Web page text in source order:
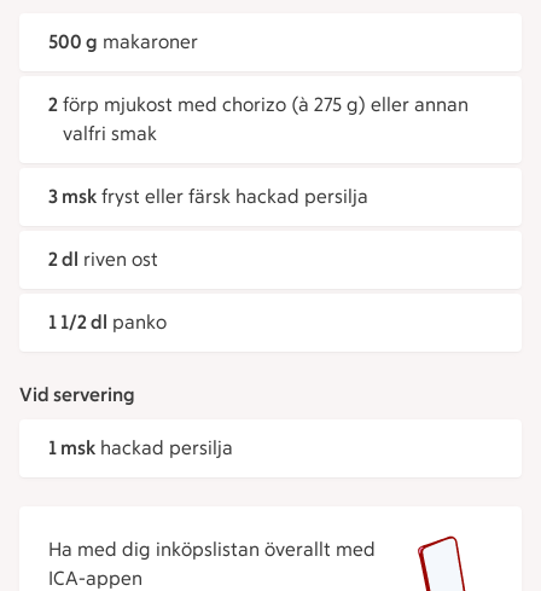
500 g makaroner
2 förp mjukost med chorizo (à 275 g) eller annan
valfri smak
3 msk fryst eller färsk hackad persilja
2 dl riven ost
1 1/2 dl panko
Vid servering
1 msk hackad persilja
Ha med dig inköpslistan överallt med
ICA-appen